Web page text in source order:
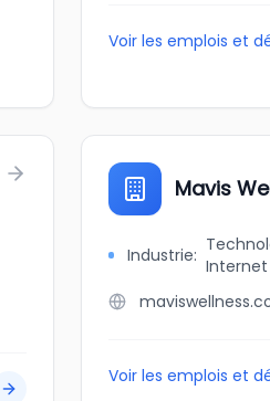
Voir les emplois et
Mavis
Industrie: Internet
Voir les emplois et